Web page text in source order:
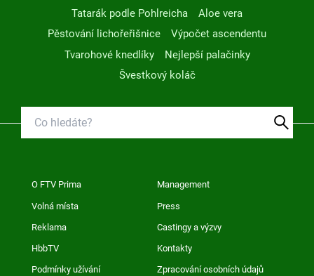
Tatarák podle Pohlreicha
Aloe vera
Pěstování lichořeřišnice
Výpočet ascendentu
Tvarohové knedlíky
Nejlepší palačinky
Švestkový koláč
O FTV Prima Management
Volná místa Press
Reklama Castingy a výzvy
HbbTV Kontakty
Podmínky užívání Zpracování osobních údajů